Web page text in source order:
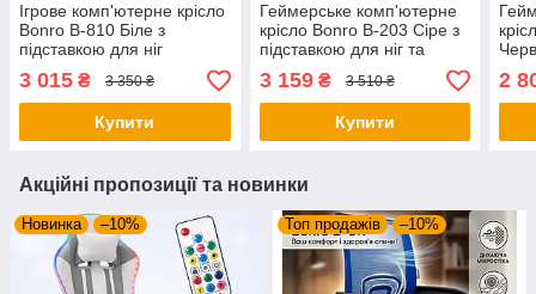
Ігрове комп'ютерне крісло
Bonro B-810 Біле з
підставкою для ніг
(геймерське ергономічне
крісло до 120 кг)
3 015 ₴ 3 350 ₴
Купити
Геймерське комп'ютерне
крісло Bonro B-203 Сіре з
підставкою для ніг та
екошкіри ігрове крісло до
120 кг
3 159₴ 3 510 ₴
Купити
ніг
до
2
Акційні пропозиції та новинки
Новинка –10% Топ продажів –10%